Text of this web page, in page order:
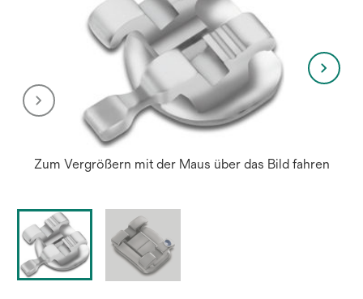
Zum Vergrößern mit der Maus über das Bild fahren